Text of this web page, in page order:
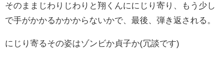
そのままじわりじわりと翔くんににじり寄り、もう少し
で手がかかるかかからないかで、最後、弾き返される。
にじり寄るその姿はゾンビか貞子か(冗談です)